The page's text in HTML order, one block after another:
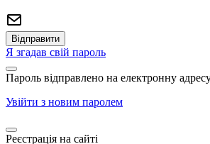
Я згадав свій пароль
Пароль відправлено на електронну
Увійти з новим паролем
Реєстрація на сайті